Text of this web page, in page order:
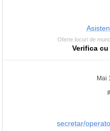
Oferte locuri de
Verifica
Mai
secretar/